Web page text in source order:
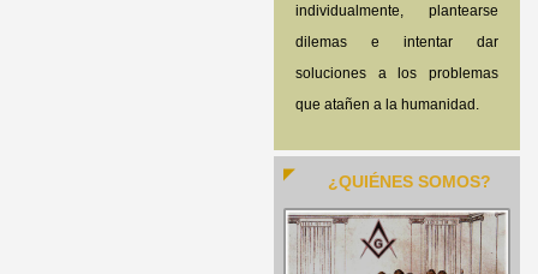
individualmente, plantearse
dilemas e intentar dar
soluciones a los problemas
que atañen a la humanidad.
¿QUIÉNES SOMOS?